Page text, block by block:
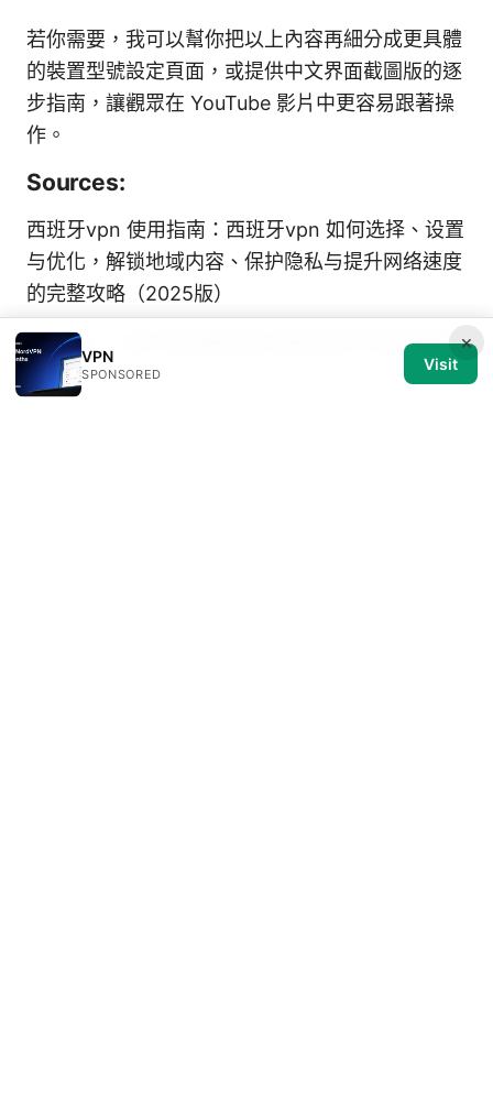
若你需要，我可以幫你把以上內容再細分成更具體
的裝置型號設定頁面，或提供中文界面截圖版的逐
步指南，讓觀眾在 YouTube 影片中更容易跟著操
作。
Sources:
西班牙vpn 使用指南：西班牙vpn 如何选择、设置
与优化，解锁地域内容、保护隐私与提升网络速度
的完整攻略（2025版）
挖矿vpn：在矿场远程运维与隐私保护中的完整指
南
×
VPN
SPONSORED
Visit